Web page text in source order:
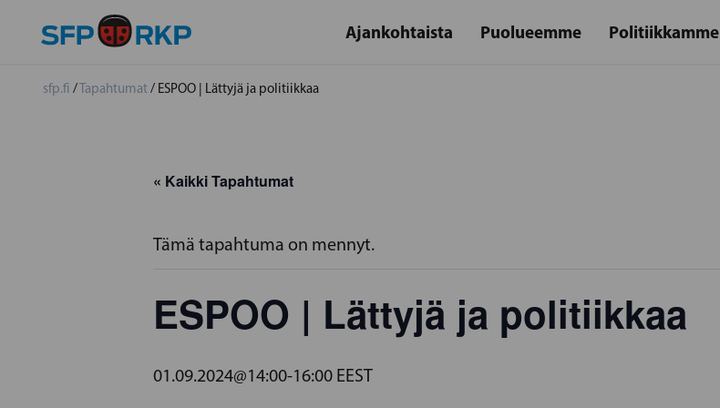
Ajankohtaista Puolueemme Politiikkamme
sfp.fi /Tapahtumat/ ESPOO | Lättyjä ja politiikkaa
« Kaikki Tapahtumat
Tämä tapahtuma on mennyt.
ESPOO | Lättyjä ja politiikkaa
01.09.2024@14:00-16:00 EEST